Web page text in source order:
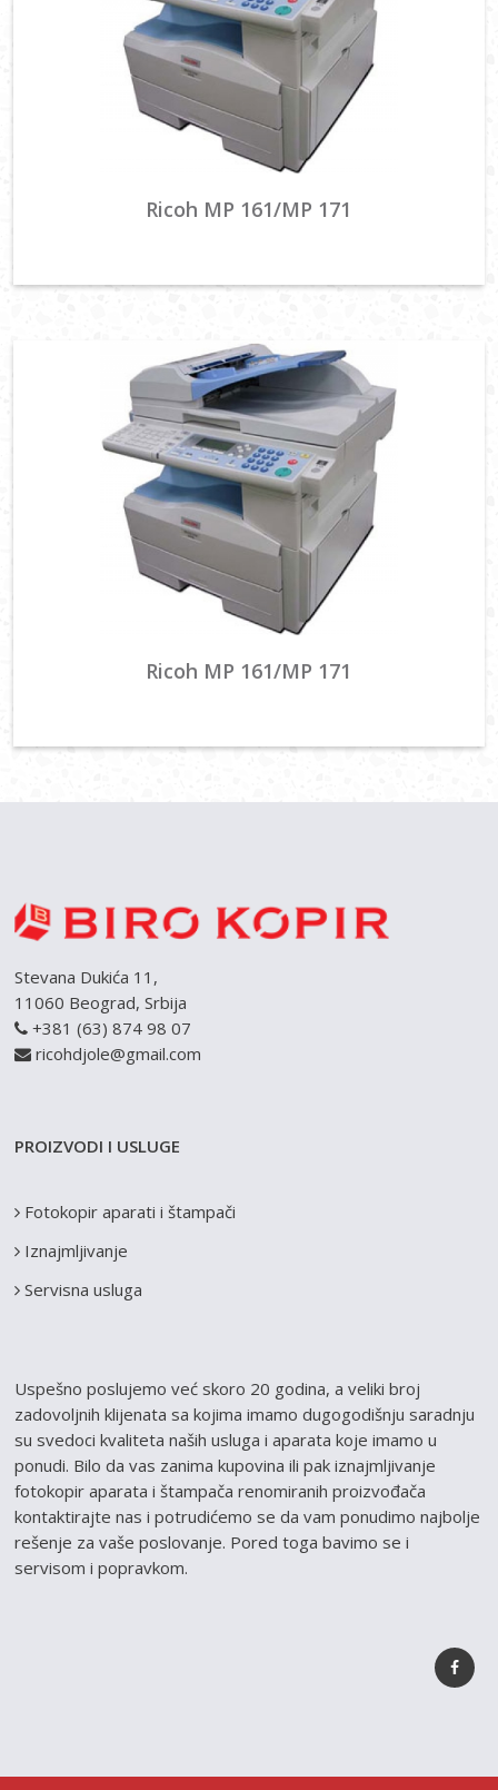
Ricoh MP 161/MP 171
Ricoh MP 161/MP 171
Stevana Dukića 11,
11060 Beograd, Srbija
+381 (63) 874 98 07
ricohdjole@gmail.com
PROIZVODI I USLUGE
Fotokopir aparati i štampači
Iznajmljivanje
Servisna usluga
Uspešno poslujemo već skoro 20 godina, a veliki broj
zadovoljnih klijenata sa kojima imamo dugogodišnju saradnju
su svedoci kvaliteta naših usluga i aparata koje imamo u
ponudi. Bilo da vas zanima kupovina ili pak iznajmljivanje
fotokopir aparata i štampača renomiranih proizvođača
kontaktirajte nas i potrudićemo se da vam ponudimo najbolje
rešenje za vaše poslovanje. Pored toga bavimo se i
servisom i popravkom.